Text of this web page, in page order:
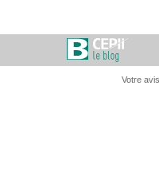
Votre avis